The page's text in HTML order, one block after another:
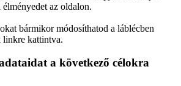
az oldalon.
bármikor módosíthatod a láblécben
linkre kattintva.
a következő célokra